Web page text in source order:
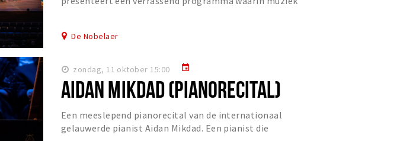
De Nobelaer
zondag, 11 oktober 15:00 event
AIDAN MIKDAD (PIANORECITAL)
Een meeslepend pianorecital van de internationaal
gelauwerde pianist Aidan Mikdad. Een pianist die